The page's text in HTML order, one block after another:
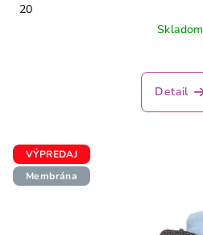
20
Skladom
Detail
VÝPREDAJ
Membrána